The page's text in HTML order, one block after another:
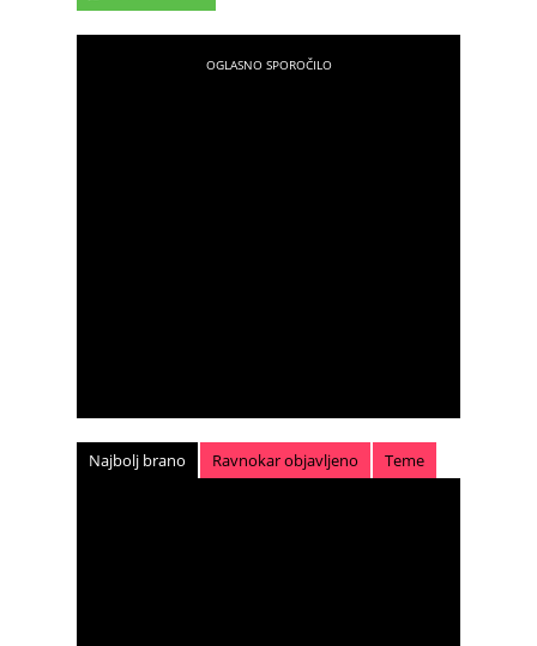
Najbolj brano Ravnokar objavljeno Teme